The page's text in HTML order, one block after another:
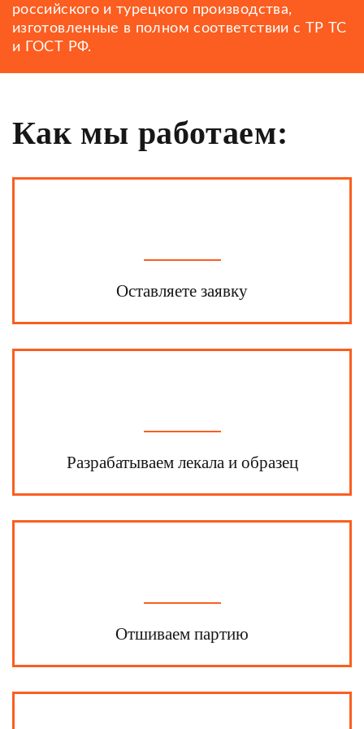
российского и турецкого производства,
изготовленные в полном соответствии с ТР ТС
и ГОСТ РФ.
Как мы работаем:
Оставляете заявку
Разрабатываем лекала и образец
Отшиваем партию